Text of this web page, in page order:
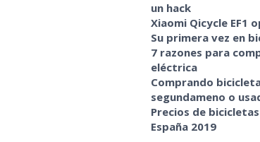
un hack
Xiaomi Qicycle EF1
Su primera vez en
7 razones para
eléctrica
Comprando
segundameno o
Precios de
España 2019